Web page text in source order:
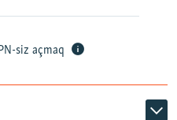
siz açmaq